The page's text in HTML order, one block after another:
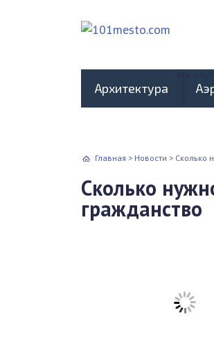
Архитектура
Главная > Новости > Сколько
Сколько
гражданство